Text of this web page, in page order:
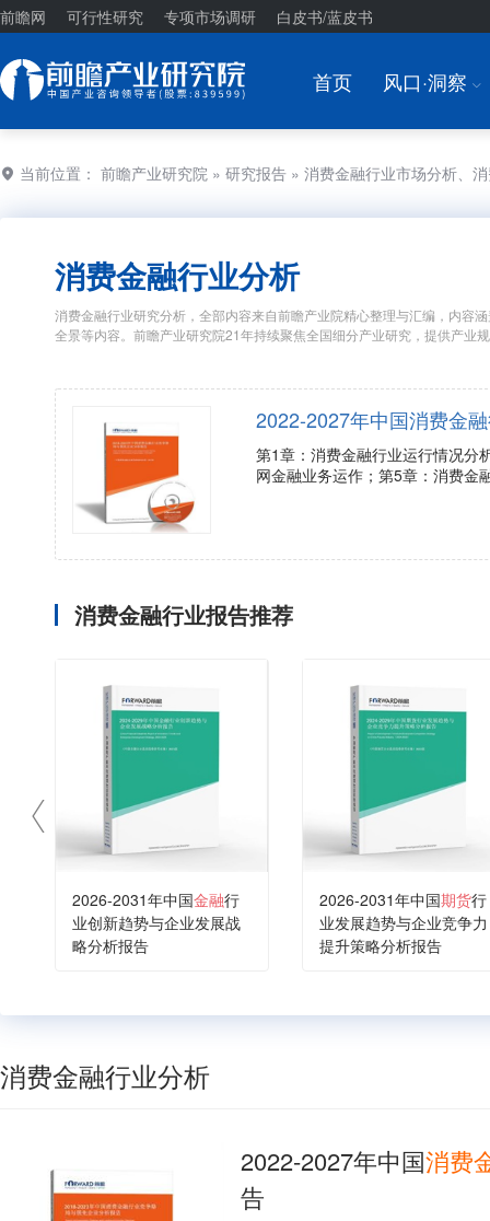
前瞻网 可行性研究 专项市场调研 白皮书/蓝皮书
首页 风口·洞察 I
当前位置： 前瞻产业研究院 » 研究报告 » 消费金融行业市场分析、
消费金融行业分析
消费金融行业研究分析，全部内容来自前瞻产业院精心整理与汇编，内容
全景等内容。前瞻产业研究院21年持续聚焦全国细分产业研究，提供产业
2022-2027年中国消费金
第1章：消费金融行业运行情况分
网金融业务运作；第5章：消费金
消费金融行业报告推荐
2026-2031年中国金融行
业创新趋势与企业发展战
略分析报告
2026-2031年中国期货行
业发展趋势与企业竞争力
提升策略分析报告
消费金融行业分析
2022-2027年中国消费
告